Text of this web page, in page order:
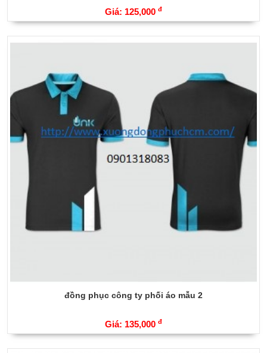
Giá: 125,000 đ
đồng phục công ty phối áo mẫu 2
Giá: 135,000 đ